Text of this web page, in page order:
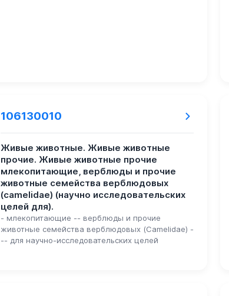
106130010
Живые животные. Живые животные
прочие. Живые животные прочие
млекопитающие, верблюды и прочие
животные семейства верблюдовых
(camelidae) (научно исследовательских
целей для).
- млекопитающие -- верблюды и прочие
животные семейства верблюдовых (Camelidae) -
-- для научно-исследовательских целей